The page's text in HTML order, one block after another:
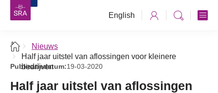
English
Nieuws
Half jaar uitstel van aflossingen voor kleinere
bedrijven
Publicatiedatum:19-03-2020
Half jaar uitstel van aflossingen